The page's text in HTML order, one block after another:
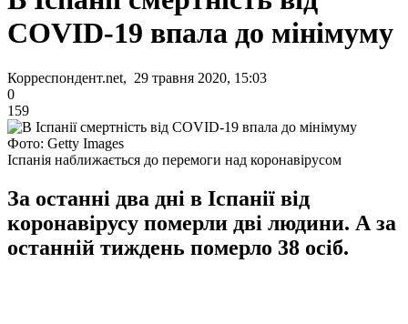
COVID-19 впала до мінімуму
Корреспондент.net, 29 травня 2020, 15:03
0
159
Фото: Getty Images
Іспанія наближається до перемоги над коронавірусом
За останні два дні в Іспанії від
коронавірусу померли дві людини. А за
останній тиждень померло 38 осіб.